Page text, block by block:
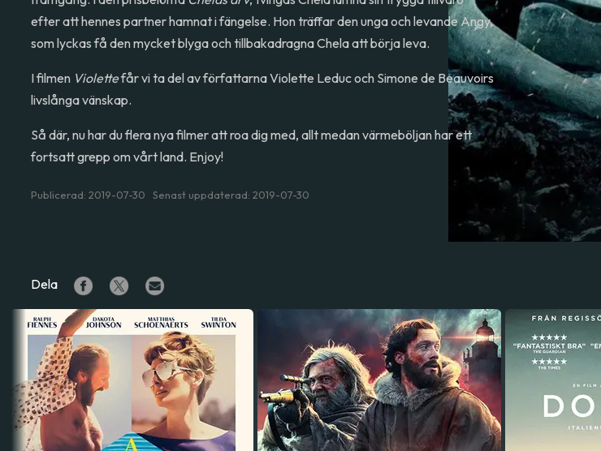
efter att hennes partner hamnat i fängelse. Hon träffar den unga och levande Angy,
som lyckas få den mycket blyga och tillbakadragna Chela att börja leva.
I filmen Violettefår vi ta del av författarna Violette Leduc och Simone de Beauvoirs
livslånga vänskap.
Så där, nu har du flera nya filmer att roa dig med, allt medan värmeböljan har ett
fortsatt grepp om vårt land. Enjoy!
Publicerad: 2019-07-30 Senast uppdaterad: 2019-07-30
Dela